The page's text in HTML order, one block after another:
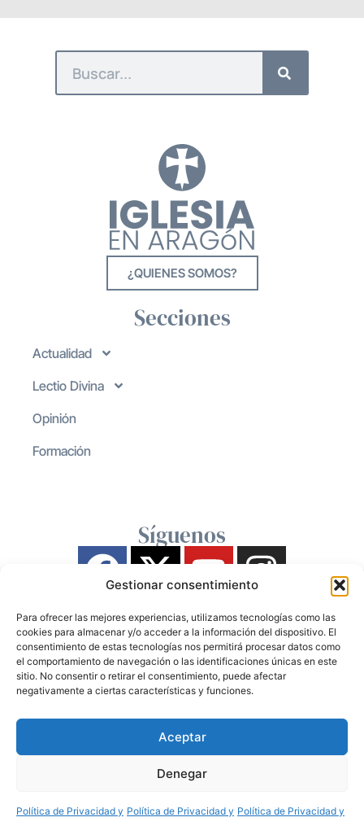
Gestionar consentimiento
Para ofrecer las mejores experiencias, utilizamos tecnologías como las
cookies para almacenar y/o acceder a la información del dispositivo. El
consentimiento de estas tecnologías nos permitirá procesar datos como
el comportamiento de navegación o las identificaciones únicas en este
sitio. No consentir o retirar el consentimiento, puede afectar
negativamente a ciertas características y funciones.
Aceptar
Denegar
Política de Privacidad y Política de Privacidad y Política de Privacidad y
¿QUIENES SOMOS?
Secciones
Actualidad
Lectio Divina
Opinión
Formación
Síguenos